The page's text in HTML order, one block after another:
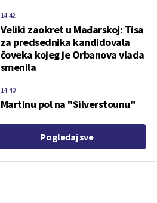
Veliki zaokret u Mađarskoj: Tisa
za predsednika kandidovala
čoveka kojeg je Orbanova vlada
smenila
14:42
Martinu pol na "Silverstounu"
14:40
Pogledaj sve